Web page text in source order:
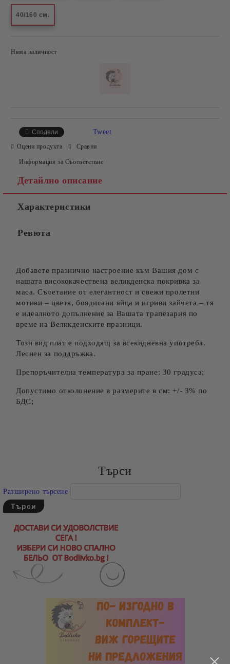
40/160 см.
Няма наличност
Сподели Tweet
Оцени продукта Сравни
Информация за Съответствие
Детайлно описание
Характеристики
Ревюта
Добавете празнично настроение към Вашия дом с
нашата висококачествена великденска покривка за
маса. Съчетание от елегантност и свежи пролетни
мотиви – цветя, боядисани яйца и игриви зайчета – тя
е идеалното допълнение за Вашата трапезария по
време на Великденските празници.
Този вид плат е подходящ за всекидневна употреба.
Леснен за поддръжка.
Препоръчителна температура за пране: 30 градуса;
Допустимо отколонение в размерите в см: +/- 3% по
БДС;
Търси
Разширено търсене